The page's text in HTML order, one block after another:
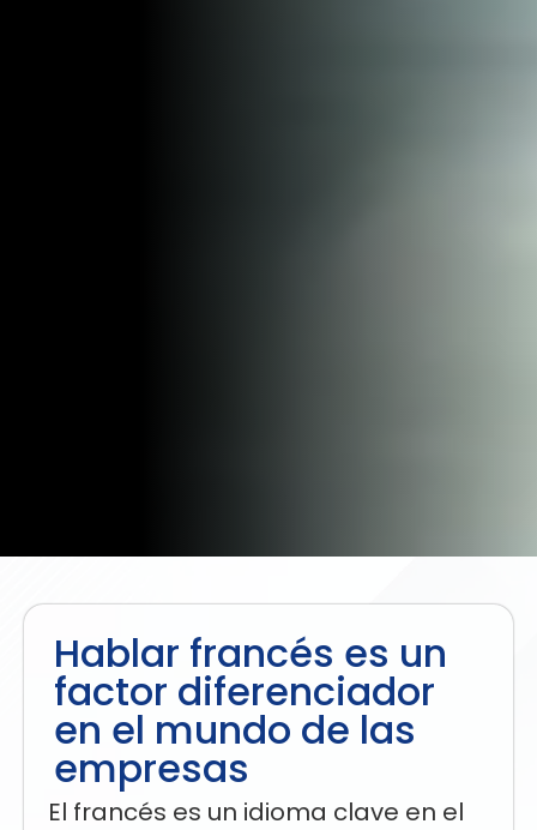
Hablar francés es un
factor diferenciador
en el mundo de las
empresas
El francés es un idioma clave en el